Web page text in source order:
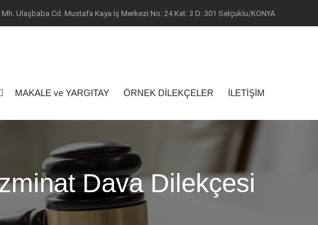
Ulaşbaba Cd. Mustafa Kaya İş Merkezi No: 24 Kat: 3 D: 301 Selçuklu/KONYA
MAKALE ve YARGITAY ÖRNEK DİLEKÇELER İLETİŞİM
Dava Dilekçesi